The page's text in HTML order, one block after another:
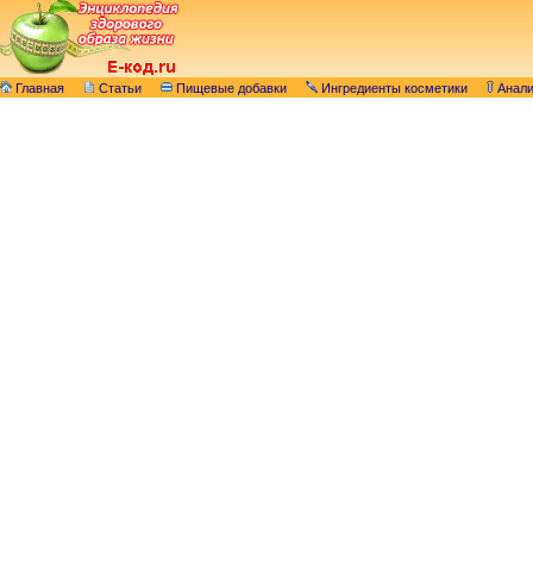
Главная Статьи Пищевые добавки Ингредиенты косметики